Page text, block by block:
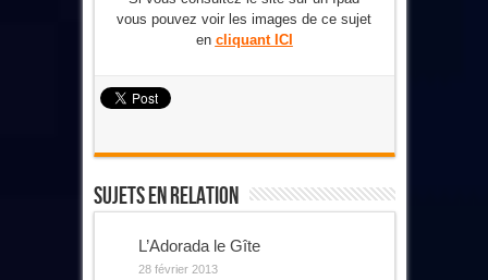
vous pouvez voir les images de ce sujet
en cliquant ICI
Sujets En Relation
L’Adorada le Gîte
28 février 2013